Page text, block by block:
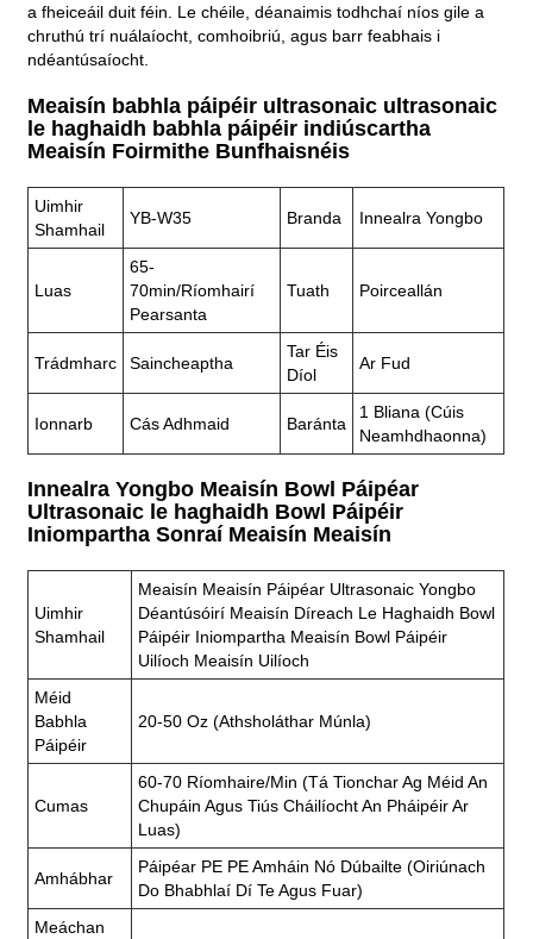
a fheiceáil duit féin. Le chéile, déanaimis todhchaí níos gile a
chruthú trí nuálaíocht, comhoibriú, agus barr feabhais i
ndéantúsaíocht.
Meaisín babhla páipéir ultrasonaic ultrasonaic
le haghaidh babhla páipéir indiúscartha
Meaisín Foirmithe Bunfhaisnéis
Uimhir
Shamhail
YB-W35 Branda Innealra Yongbo
Luas
65-
70min/ríomhairí
Pearsanta
Tuath Poirceallán
Trádmharc Saincheaptha
Tar Éis
Díol
Ar Fud
Ionnarb Cás Adhmaid Baránta
1 Bliana (cúis
Neamhdhaonna)
Innealra Yongbo Meaisín Bowl Páipéar
Ultrasonaic le haghaidh Bowl Páipéir
Iniompartha Sonraí Meaisín Meaisín
Uimhir
Shamhail
Meaisín Meaisín Páipéar Ultrasonaic Yongbo
Déantúsóirí Meaisín Díreach Le Haghaidh Bowl
Páipéir Iniompartha Meaisín Bowl Páipéir
Uilíoch Meaisín Uilíoch
Méid
Babhla
Páipéir
20-50 Oz (athsholáthar Múnla)
Cumas
60-70 Ríomhaire/min (tá Tionchar Ag Méid An
Chupáin Agus Tiús Cháilíocht An Pháipéir Ar
Luas)
Amhábhar
Páipéar PE PE Amháin Nó Dúbailte (oiriúnach
Do Bhabhlaí Dí Te Agus Fuar)
Meáchan